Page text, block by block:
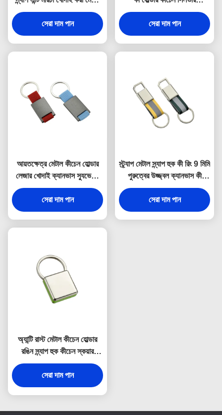
কীরিং
সেরা দাম পান
ইলেক্ট্রোপ্লেটিং
সেরা দাম পান
আয়তক্ষেত্র মেটাল কীচেন হোল্ডার
লেজার খোদাই ক্যানভাস স্যুভেনির
উপহার
সেরা দাম পান
স্ট্র্যাপ মেটাল স্ন্যাপ হুক কী রিং 9 মিমি
পুরুত্বের উজ্জ্বল ক্যানভাস কী
হোল্ডার স্যুভেনির
সেরা দাম পান
অ্যান্টি রাস্ট মেটাল কীচেন হোল্ডার
রঙিন স্ন্যাপ হুক কীচেন স্কয়ার
প্লাস্টিক
সেরা দাম পান